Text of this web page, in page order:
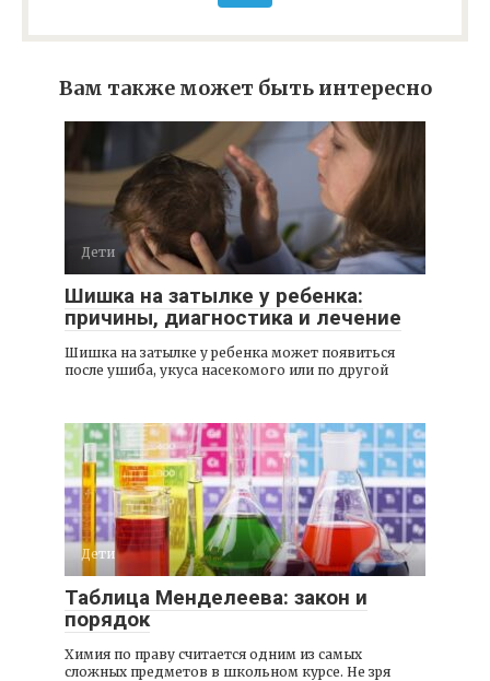
Вам также может быть интересно
Дети
Шишка на затылке у ребенка:
причины, диагностика и лечение
Шишка на затылке у ребенка может появиться
после ушиба, укуса насекомого или по другой
Дети
Таблица Менделеева: закон и
порядок
Химия по праву считается одним из самых
сложных предметов в школьном курсе. Не зря